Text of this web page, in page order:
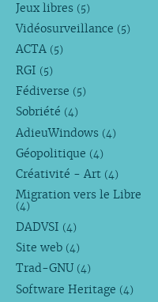
Jeux libres (5)
Vidéosurveillance (5)
ACTA (5)
RGI (5)
Fédiverse (5)
Sobriété (4)
AdieuWindows (4)
Géopolitique (4)
Créativité - Art (4)
Migration vers le Libre
(4)
DADVSI (4)
Site web (4)
Trad-GNU (4)
Software Heritage (4)